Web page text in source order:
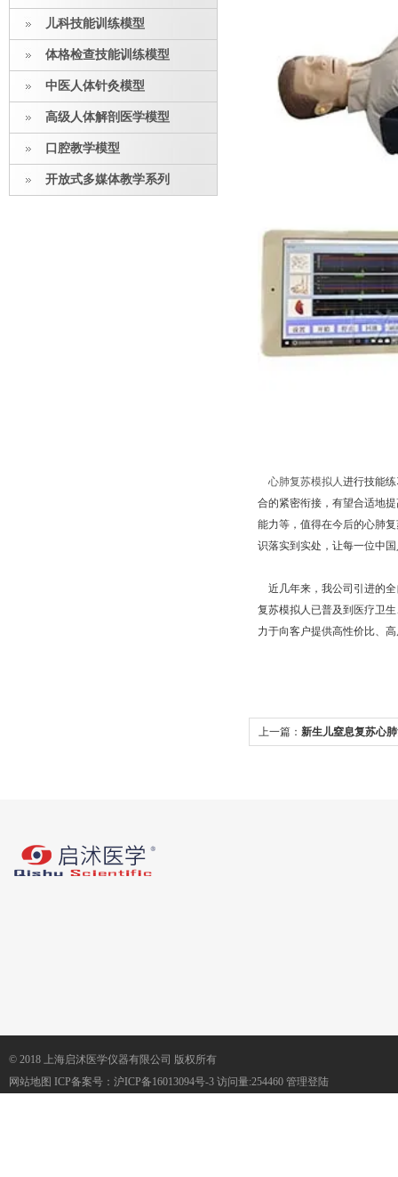
儿科技能训练模型
体格检查技能训练模型
中医人体针灸模型
高级人体解剖医学模型
口腔教学模型
开放式多媒体教学系列
心肺复苏模拟人进行技能
合的紧密衔接，有望合适地
能力等，值得在今后的心肺
识落实到实处，让每一位中
近几年来，我公司引进的全
复苏模拟人已普及到医疗卫
力于向客户提供高性价比、
上一篇： 新生儿窒息复苏心
© 2018 上海启沭医学仪器有限公司 版权所有
网站地图 ICP备案号： 沪ICP备16013094号-3 访问量:254460 管理登陆